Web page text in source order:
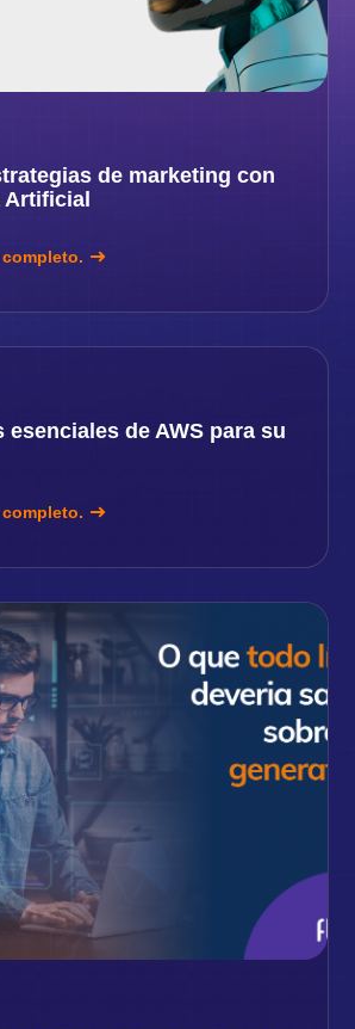
de marketing con
Artificial
esenciales de AWS para su